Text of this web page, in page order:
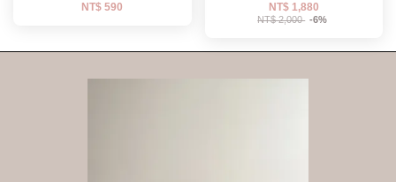
NT$ 590
NT$ 1,880
NT$ 2,000 -6%